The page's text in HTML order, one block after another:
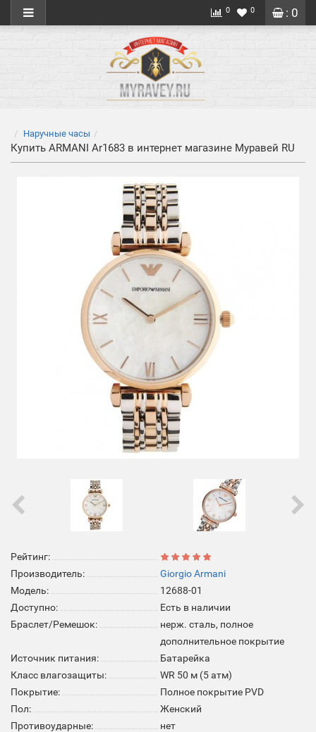
: 0
0 0
Наручные часы
Купить ARMANI Ar1683 в интернет магазине Муравей RU
Рейтинг:
Производитель:
Giorgio Armani
Модель:
12688-01
Доступно:
Есть в наличии
Браслет/Ремешок:
нерж. сталь, полное
дополнительное покрытие
Источник питания:
Батарейка
Класс влагозащиты:
WR 50 м (5 атм)
Покрытие:
Полное покрытие PVD
Пол:
Женский
Противоударные:
нет